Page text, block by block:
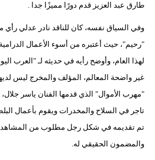
طارق عبد العزيز قدم دورًا مميزًا جدا .
وفي السياق نفسه، كان للناقد نادر عدلي
"رحيم"، حيث أعتبره من أسوء الأعمال
لهذا العام، وأوضح رأيه في حديثه لـ "العرب
غير واضحة المعالم، المؤلف والمخرج ليس
"مهرب الأموال" الذي قدمها الفنان ياسر
تاجر في السلاح والمخدرات ويقوم بأعمال
تم تقديمه في شكل رجل مطلوب من المشاهد
والمضمون الحقيقي له.